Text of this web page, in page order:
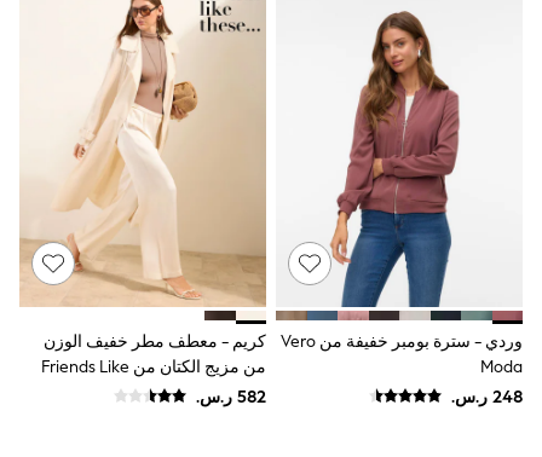
Coats & Jackets
Dresses
Holiday Shop
Jeans
Jumpsuits & Playsuits
All Girl's New In
Kid's Top Picks
Top & Bottom Sets
Summer Dresses
Polka Dots
THE SET
Knitwear
Loungewear
Nightwear & Pyjamas
Occasionwear
Pants & Leggings
Sets & Outfits
وردي - سترة بومبر خفيفة من Vero
Moda
كريم - معطف مطر خفيف الوزن
من مزيج الكتان من Friends Like
These